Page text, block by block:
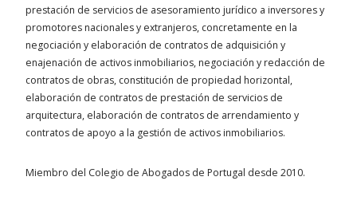
prestación de servicios de asesoramiento jurídico a inversores y
promotores nacionales y extranjeros, concretamente en la
negociación y elaboración de contratos de adquisición y
enajenación de activos inmobiliarios, negociación y redacción de
contratos de obras, constitución de propiedad horizontal,
elaboración de contratos de prestación de servicios de
arquitectura, elaboración de contratos de arrendamiento y
contratos de apoyo a la gestión de activos inmobiliarios.
Miembro del Colegio de Abogados de Portugal desde 2010.